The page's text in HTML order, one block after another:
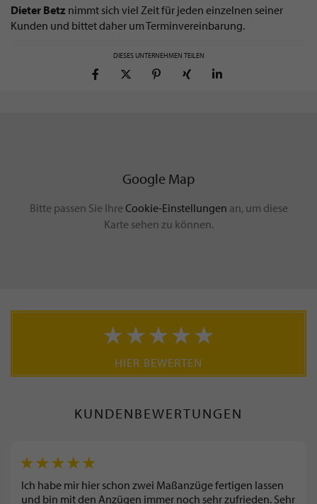
Dieter Betz nimmt sich viel Zeit für jeden einzelnen seiner
Kunden und bittet daher um Terminvereinbarung.
DIESES UNTERNEHMEN TEILEN
Google Map
Bitte passen Sie Ihre Cookie-Einstellungen an, um diese
Karte sehen zu können.
HIER BEWERTEN
KUNDENBEWERTUNGEN
Ich habe mir hier schon zwei Maßanzüge fertigen lassen
und bin mit den Anzügen immer noch sehr zufrieden. Sehr